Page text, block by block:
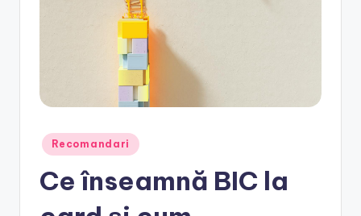
Posted
in
Recomandari
Ce înseamnă BIC la